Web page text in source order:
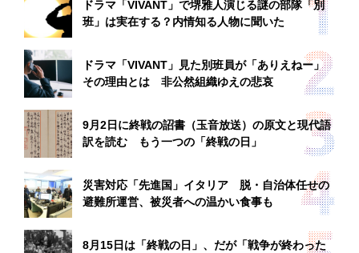
ドラマ「VIVANT」で堺雅人演じる謎の部隊「別
班」は実在する？内情知る人物に聞いた
ドラマ「VIVANT」見た別班員が「ありえねー」
その理由とは 非公然組織ゆえの悲哀
9月2日に終戦の詔書（玉音放送）の原文と現代語
訳を読む もう一つの「終戦の日」
災害対応「先進国」イタリア 脱・自治体任せの
避難所運営、被災者への温かい食事も
8月15日は「終戦の日」、だが「戦争が終わった